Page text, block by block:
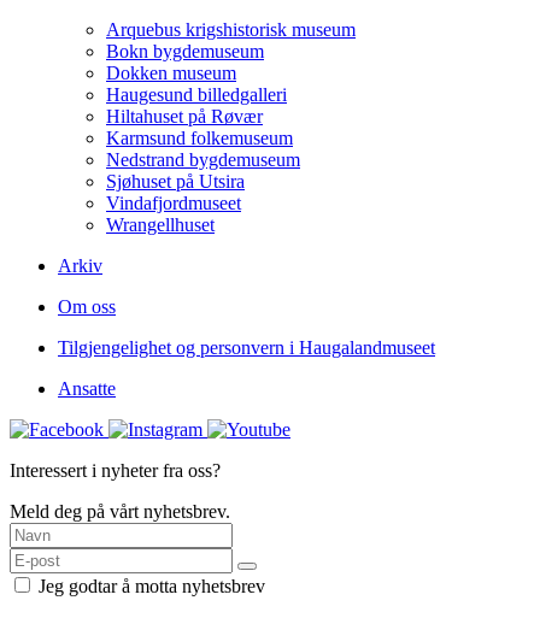
Arquebus krigshistorisk museum
Bokn bygdemuseum
Dokken museum
Haugesund billedgalleri
Hiltahuset på Røvær
Karmsund folkemuseum
Nedstrand bygdemuseum
Sjøhuset på Utsira
Vindafjordmuseet
Wrangellhuset
Arkiv
Om oss
Tilgjengelighet og personvern i Haugalandmuseet
Ansatte
Interessert i nyheter fra oss?
Meld deg på vårt nyhetsbrev.
Jeg godtar å motta nyhetsbrev